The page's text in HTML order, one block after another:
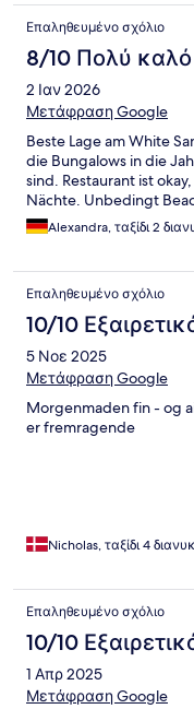
Επαληθευμένο σχόλιο
8/10 Πολύ καλό
2 Ιαν 2026
Μετάφραση Google
Beste Lage am White
die Bungalows in die
sind. Restaurant ist
Nächte. Unbedingt
Alexandra, ταξίδι 2
Επαληθευμένο σχόλιο
10/10
5 Νοε 2025
Μετάφραση Google
Morgenmaden fin - og
er fremragende
Nicholas, ταξίδι 4
Επαληθευμένο σχόλιο
10/10
1 Απρ 2025
Μετάφραση Google